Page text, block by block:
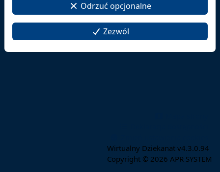
Wirtualny Dziekanat v4.3.0.94
Copyright © 2026 APR SYSTEM
Odrzuć opcjonalne
Zezwól